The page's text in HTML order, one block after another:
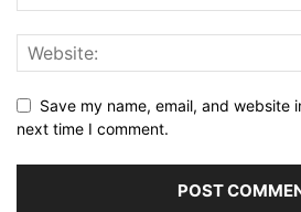
Save my name, email, and website
next time I comment.